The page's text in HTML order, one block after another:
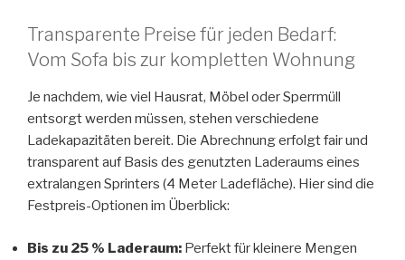
Transparente Preise für jeden Bedarf:
Vom Sofa bis zur kompletten Wohnung
Je nachdem, wie viel Hausrat, Möbel oder Sperrmüll
entsorgt werden müssen, stehen verschiedene
Ladekapazitäten bereit. Die Abrechnung erfolgt fair und
transparent auf Basis des genutzten Laderaums eines
extralangen Sprinters (4 Meter Ladefläche). Hier sind die
Festpreis-Optionen im Überblick:
Bis zu 25 % Laderaum: Perfekt für kleinere Mengen